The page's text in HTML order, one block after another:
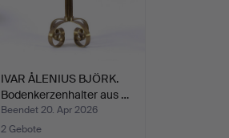
IVAR ÅLENIUS BJÖRK.
Bodenkerzenhalter aus …
Beendet 20. Apr 2026
2 Gebote